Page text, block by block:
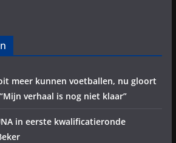
meer kunnen voetballen, nu gloort
verhaal is nog niet klaar”
in eerste kwalificatieronde